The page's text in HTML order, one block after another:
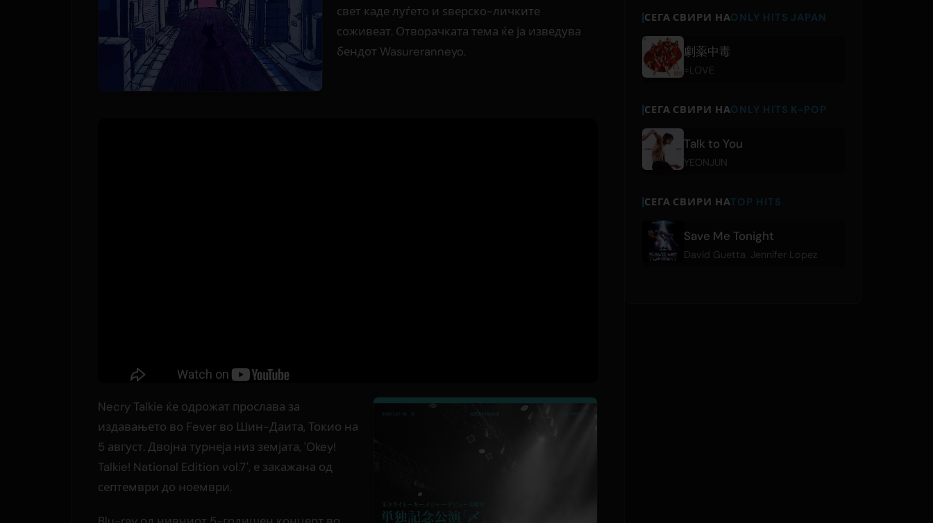
свет каде луѓето и ѕверско-личките
соживеат. Отворачката тема ќе ја изведува
бендот Wasureranneyo.
Necry Talkie ќе одрожат прослава за
издавањето во Fever во Шин-Даита, Токио на
5 август. Двојна турнеја низ земјата, 'Okey!
Talkie! National Edition vol.7', е закажана од
септември до ноември.
СЕГА СВИРИ НАONLY HITS JAPAN
劇薬中毒
=LOVE
СЕГА СВИРИ НАONLY HITS K-POP
Talk to You
YEONJUN
СЕГА СВИРИ НАTOP HITS
Save Me Tonight
David Guetta Jennifer Lopez